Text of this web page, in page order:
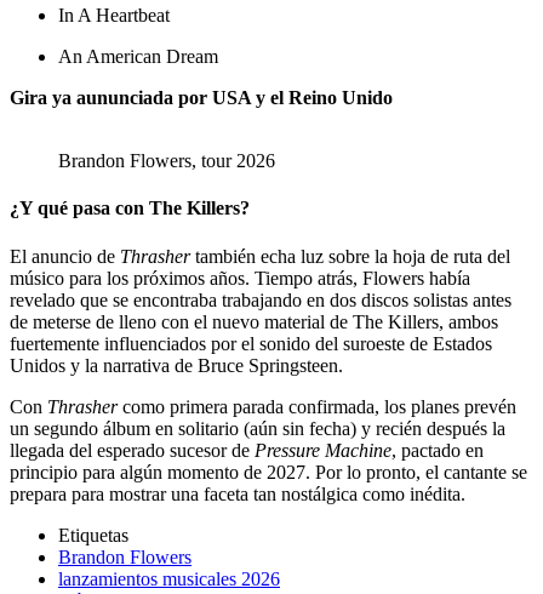
In A Heartbeat
An American Dream
Gira ya aununciada por USA y el Reino Unido
Brandon Flowers, tour 2026
¿Y qué pasa con The Killers?
El anuncio de Thrashertambién echa luz sobre la hoja de ruta del
músico para los próximos años. Tiempo atrás, Flowers había
revelado que se encontraba trabajando en dos discos solistas antes
de meterse de lleno con el nuevo material de The Killers, ambos
fuertemente influenciados por el sonido del suroeste de Estados
Unidos y la narrativa de Bruce Springsteen.
Con Thrashercomo primera parada confirmada, los planes prevén
un segundo álbum en solitario (aún sin fecha) y recién después la
llegada del esperado sucesor de Pressure Machine, pactado en
principio para algún momento de 2027. Por lo pronto, el cantante se
prepara para mostrar una faceta tan nostálgica como inédita.
Etiquetas
Brandon Flowers
lanzamientos musicales 2026